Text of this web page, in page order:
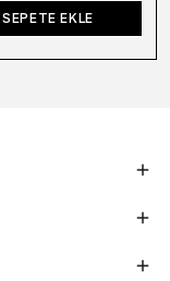
SEPETE EKLE